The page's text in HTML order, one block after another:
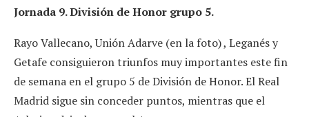
Jornada 9. División de Honor grupo 5.
Rayo Vallecano, Unión Adarve (en la foto) , Leganés y
Getafe consiguieron triunfos muy importantes este fin
de semana en el grupo 5 de División de Honor. El Real
Madrid sigue sin conceder puntos, mientras que el